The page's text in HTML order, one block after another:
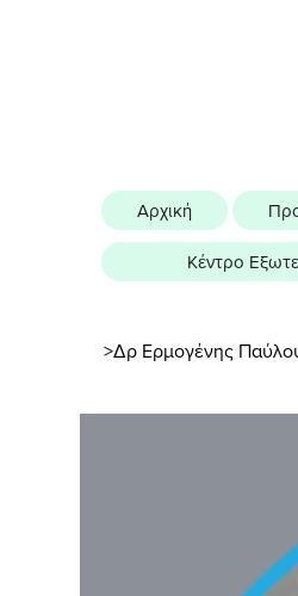
Αρχική
Κέντρο
>Δρ Ερμογένης